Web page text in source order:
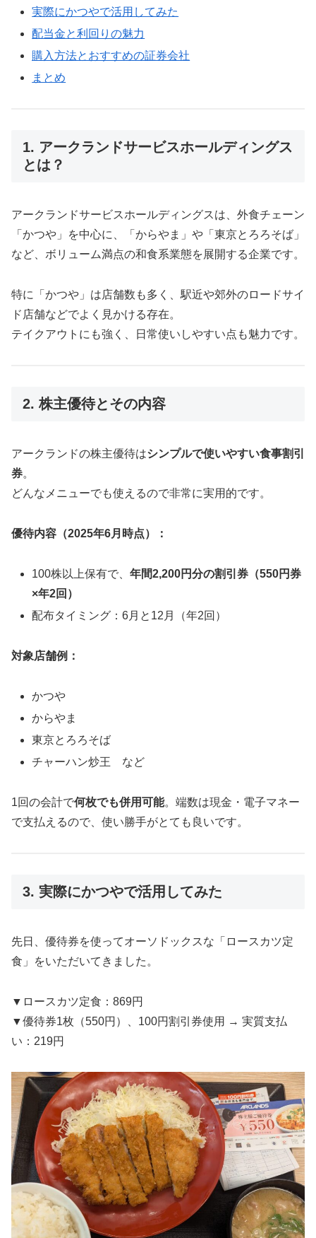
実際にかつやで活用してみた
配当金と利回りの魅力
購入方法とおすすめの証券会社
まとめ
1. アークランドサービスホールディングス
とは？
アークランドサービスホールディングスは、外食チェーン
「かつや」を中心に、「からやま」や「東京とろろそば」
など、ボリューム満点の和食系業態を展開する企業です。
特に「かつや」は店舗数も多く、駅近や郊外のロードサイ
ド店舗などでよく見かける存在。
テイクアウトにも強く、日常使いしやすい点も魅力です。
2. 株主優待とその内容
アークランドの株主優待はシンプルで使いやすい食事割引
券。
どんなメニューでも使えるので非常に実用的です。
優待内容（2025年6月時点）：
100株以上保有で、年間2,200円分の割引券（550円券
×年2回）
配布タイミング：6月と12月（年2回）
対象店舗例：
かつや
からやま
東京とろろそば
チャーハン炒王 など
1回の会計で何枚でも併用可能。端数は現金・電子マネー
で支払えるので、使い勝手がとても良いです。
3. 実際にかつやで活用してみた
先日、優待券を使ってオーソドックスな「ロースカツ定
食」をいただいてきました。
▼ロースカツ定食：869円
▼優待券1枚（550円）、100円割引券使用 → 実質支払
い：219円